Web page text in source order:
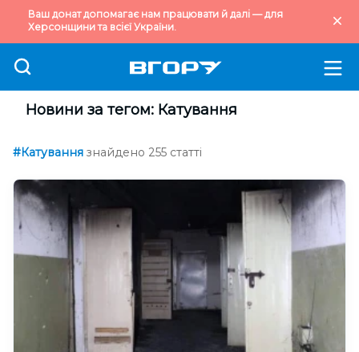
Ваш донат допомагає нам працювати й далі — для
Херсонщини та всієї України.
Новини за тегом: Катування
#Катування знайдено 255 статті